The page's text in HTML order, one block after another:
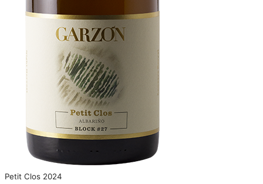
Petit Clos 2024